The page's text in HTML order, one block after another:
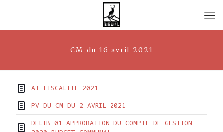
CM du 16 avril 2021
AT FISCALITE 2021
PV DU CM DU 2 AVRIL 2021
DELIB 01 APPROBATION DU COMPTE DE GESTION